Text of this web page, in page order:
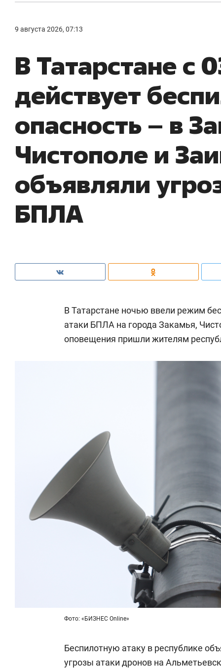
9 августа 2026, 07:13
В Татарстане с
действует
опасность – в
Чистополе и
объявляли
БПЛА
В Татарстане ночью ввели режим
атаки БПЛА на города Закамья,
оповещения пришли жителям
Фото: «БИЗНЕС Online»
Беспилотную атаку в республике
угрозы атаки дронов на